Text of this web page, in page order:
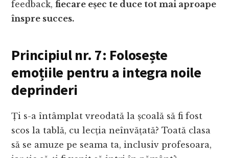
feedback,fiecare eșec te duce tot mai aproape
înspre succes.
Principiul nr. 7: Folosește
emoțiile pentru a integra noile
deprinderi
Ți s-a întâmplat vreodată la școală să fi fost
scos la tablă, cu lecția neînvățată? Toată clasa
să se amuze pe seama ta, inclusiv profesoara,